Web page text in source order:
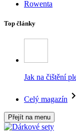
Rowenta
Top články
Jak na čištění
Celý magazín
Přejít na menu